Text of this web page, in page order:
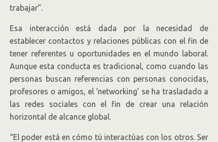
trabajar”.
Esa interacción está dada por la necesidad de
establecer contactos y relaciones públicas con el fin de
tener referentes u oportunidades en el mundo laboral.
Aunque esta conducta es tradicional, como cuando las
personas buscan referencias con personas conocidas,
profesores o amigos, el ‘networking’ se ha trasladado a
las redes sociales con el fin de crear una relación
horizontal de alcance global.
“El poder está en cómo tú interactúas con los otros. Ser